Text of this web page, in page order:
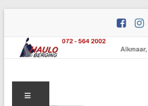
inhoud
Haulo